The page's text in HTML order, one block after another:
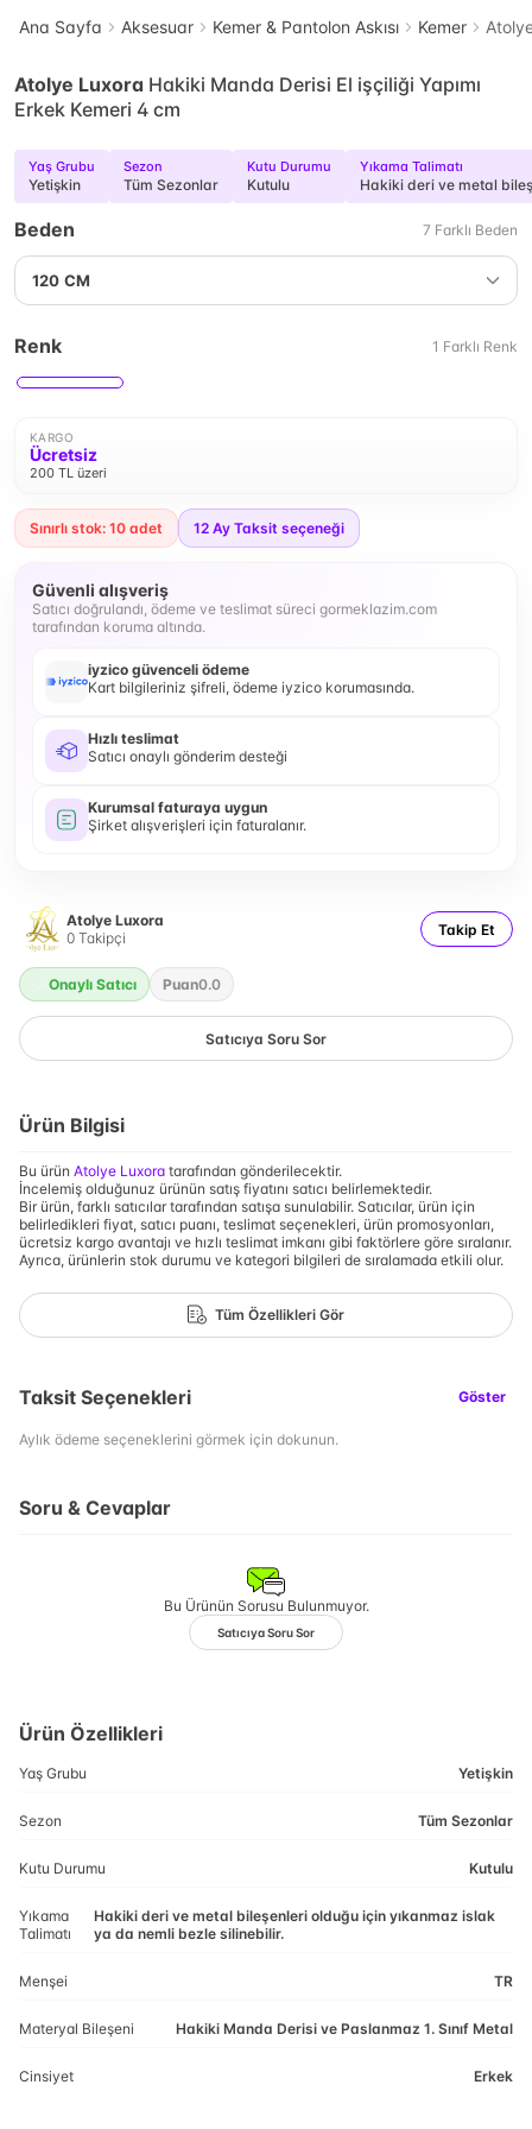
Ana Sayfa Aksesuar Kemer & Pantolon Askısı Kemer
Atolye Luxora Hakiki Manda Derisi El işçiliği Yapımı
Erkek Kemeri 4 cm
Yaş Grubu
Yetişkin
Sezon
Tüm Sezonlar
Kutu Durumu
Kutulu
Yıkama Talimatı
Hakiki deri ve metal
Beden 7 Farklı Beden
120 CM
Renk 1 Farklı Renk
KARGO
Ücretsiz
200 TL üzeri
Sınırlı stok: 10 adet 12 Ay Taksit seçeneği
Güvenli alışveriş
Satıcı doğrulandı, ödeme ve teslimat süreci gormeklazim.com
tarafından koruma altında.
iyzico güvenceli ödeme
Kart bilgileriniz şifreli, ödeme iyzico korumasında.
Hızlı teslimat
Satıcı onaylı gönderim desteği
Kurumsal faturaya uygun
Şirket alışverişleri için faturalanır.
Atolye Luxora
0 Takipçi Takip Et
Onaylı Satıcı Puan0.0
Satıcıya Soru Sor
Ürün Bilgisi
Bu ürün Atolye Luxora tarafından gönderilecektir.
İncelemiş olduğunuz ürünün satış fiyatını satıcı belirlemektedir.
Bir ürün, farklı satıcılar tarafından satışa sunulabilir. Satıcılar, ürün için
belirledikleri fiyat, satıcı puanı, teslimat seçenekleri, ürün promosyonları,
ücretsiz kargo avantajı ve hızlı teslimat imkanı gibi faktörlere göre sıralanır.
Ayrıca, ürünlerin stok durumu ve kategori bilgileri de sıralamada etkili olur.
Tüm Özellikleri Gör
Taksit Seçenekleri Göster
Aylık ödeme seçeneklerini görmek için dokunun.
Soru & Cevaplar
Bu Ürünün Sorusu Bulunmuyor.
Satıcıya Soru Sor
Ürün Özellikleri
Yaş Grubu Yetişkin
Sezon Tüm Sezonlar
Kutu Durumu Kutulu
Yıkama
Talimatı
Hakiki deri ve metal bileşenleri olduğu için yıkanmaz islak
ya da nemli bezle silinebilir.
Menşei TR
Materyal Bileşeni Hakiki Manda Derisi ve Paslanmaz 1. Sınıf Metal
Cinsiyet Erkek